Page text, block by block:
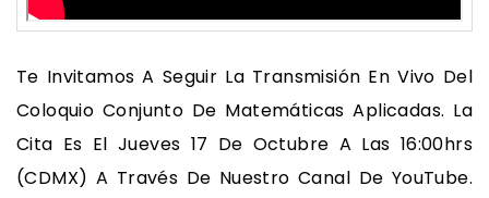
Te Invitamos A Seguir La Transmisión En Vivo Del
Coloquio Conjunto De Matemáticas Aplicadas. La
Cita Es El Jueves 17 De Octubre A Las 16:00hrs
(CDMX) A Través De Nuestro Canal De YouTube.